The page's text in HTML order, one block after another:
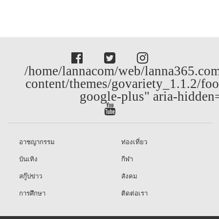
/home/lannacom/web/
content/themes/govariety_1.1.2/
google-plus" aria-
อาชญากรรม
ท่องเที่ยว
บันเทิง
กีฬา
สกู๊ปข่าว
สังคม
การศึกษา
ติดต่อเรา